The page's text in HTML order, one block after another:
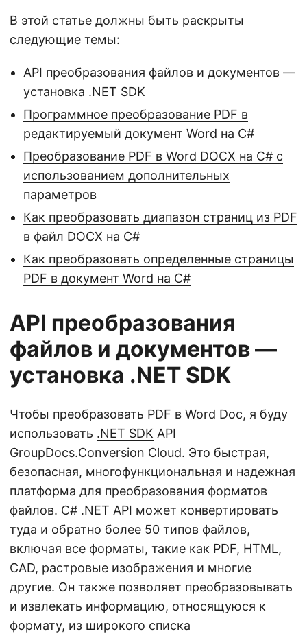
В этой статье должны быть раскрыты
следующие темы:
API преобразования файлов и документов —
установка .NET SDK
Программное преобразование PDF в
редактируемый документ Word на C#
Преобразование PDF в Word DOCX на C# с
использованием дополнительных
параметров
Как преобразовать диапазон страниц из PDF
в файл DOCX на С#
Как преобразовать определенные страницы
PDF в документ Word на C#
API преобразования
файлов и документов —
установка .NET SDK
Чтобы преобразовать PDF в Word Doc, я буду
использовать .NET SDK API
GroupDocs.Conversion Cloud. Это быстрая,
безопасная, многофункциональная и надежная
платформа для преобразования форматов
файлов. C# .NET API может конвертировать
туда и обратно более 50 типов файлов,
включая все форматы, такие как PDF, HTML,
CAD, растровые изображения и многие
другие. Он также позволяет преобразовывать
и извлекать информацию, относящуюся к
формату, из широкого списка